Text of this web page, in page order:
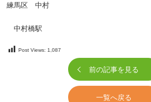
練馬区 中村
中村橋駅
Post Views: 1,087
前の記事を見る
一覧へ戻る